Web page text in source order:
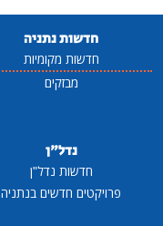
חדשות נתניה
חדשות מקומיות
מבזקים
נדל"ן
חדשות נדל"ן
פרויקטים חדשים בנתניה